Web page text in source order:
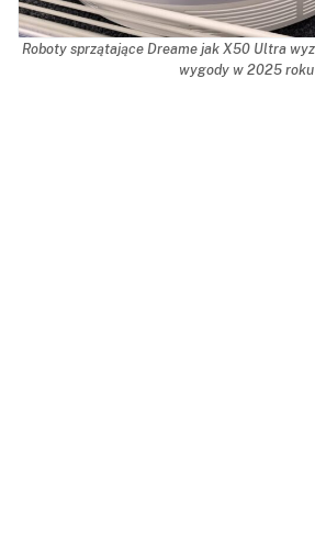
Roboty sprzątające Dreame jak X50 Ultra
wygody w 2025 roku